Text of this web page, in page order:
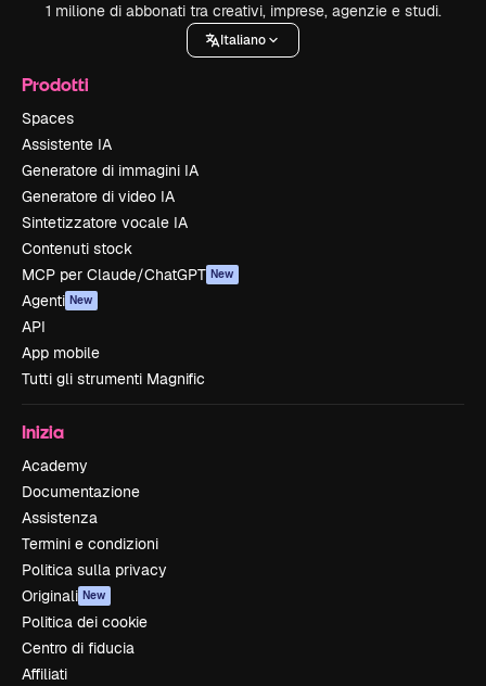
1 milione di abbonati tra creativi, imprese, agenzie e studi.
Italiano
Prodotti
Spaces
Assistente IA
Generatore di immagini IA
Generatore di video IA
Sintetizzatore vocale IA
Contenuti stock
MCP per Claude/ChatGPT New
Agenti New
API
App mobile
Tutti gli strumenti Magnific
Inizia
Academy
Documentazione
Assistenza
Termini e condizioni
Politica sulla privacy
Originali New
Politica dei cookie
Centro di fiducia
Affiliati